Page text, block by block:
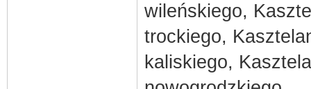
wileńskiego,
trockiego,
kaliskiego,